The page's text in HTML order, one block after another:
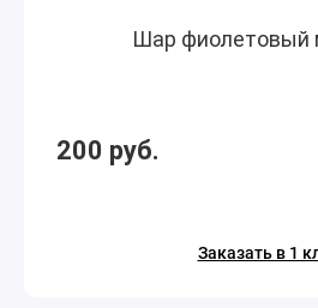
Шар фиолетовый
200 руб.
Заказать в 1